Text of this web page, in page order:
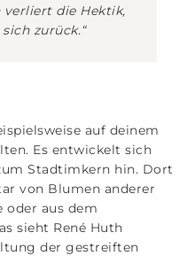
verliert die Hektik,
zurück.“
auf deinem
Es entwickelt sich
Stadtimkern hin. Dort
von Blumen anderer
oder aus dem
sieht René Huth
der gestreiften